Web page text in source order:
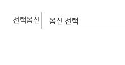
선택옵션